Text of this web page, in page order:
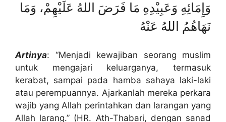
وَإِمَائِهِ وَعَبِيْدِهِ مَا فَرَضَ اللهُ عَلَيْهِمْ، وَمَا
نَهَاهُمُ اللهُ عَنْهُ
Artinya: “Menjadi kewajiban seorang muslim
untuk mengajari keluarganya, termasuk
kerabat, sampai pada hamba sahaya laki-laki
atau perempuannya. Ajarkanlah mereka perkara
wajib yang Allah perintahkan dan larangan yang
Allah larang.” (HR. Ath-Thabari, dengan sanad